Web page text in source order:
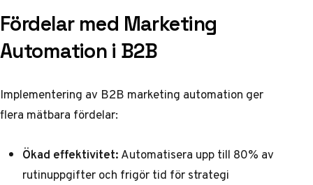
Fördelar med Marketing
Automation i B2B
Implementering av B2B marketing automation ger
flera mätbara fördelar:
Ökad effektivitet:Automatisera upp till 80% av
rutinuppgifter och frigör tid för strategi